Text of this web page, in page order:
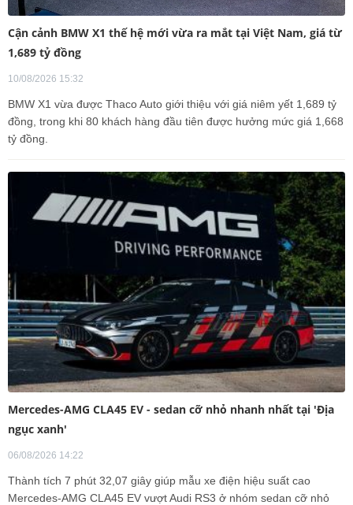
Cận cảnh BMW X1 thế hệ mới vừa ra mắt tại Việt Nam, giá từ
1,689 tỷ đồng
10/08/2026 15:32
BMW X1 vừa được Thaco Auto giới thiệu với giá niêm yết 1,689 tỷ
đồng, trong khi 80 khách hàng đầu tiên được hưởng mức giá 1,668
tỷ đồng.
Mercedes-AMG CLA45 EV - sedan cỡ nhỏ nhanh nhất tại 'Địa
ngục xanh'
06/08/2026 14:22
Thành tích 7 phút 32,07 giây giúp mẫu xe điện hiệu suất cao
Mercedes-AMG CLA45 EV vượt Audi RS3 ở nhóm sedan cỡ nhỏ